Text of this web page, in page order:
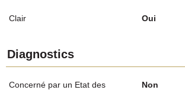
Clair Oui
Diagnostics
Concerné par un Etat des
Non